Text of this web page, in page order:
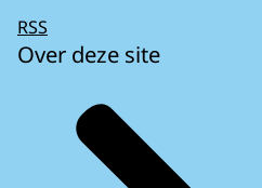
RSS
Over deze site